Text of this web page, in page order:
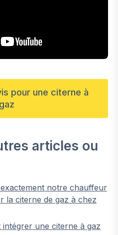
pour une citerne à
gaz
articles ou
notre chauffeur
la citerne de gaz à chez
intégrer une citerne à gaz